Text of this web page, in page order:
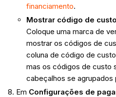
financiamento.
Mostrar código de
Coloque uma marca de
mostrar os códigos de
coluna de código de
mas os códigos de custo
cabeçalhos se
Em Configurações de